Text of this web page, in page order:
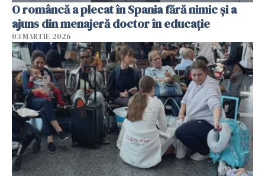
O româncă a plecat în Spania fără nimic și a
ajuns din menajeră doctor în educație
03 MARTIE 2026